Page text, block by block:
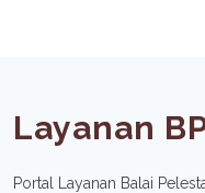
Layanan
Portal Layanan Balai